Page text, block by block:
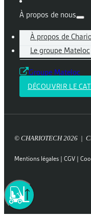
À propos de nous
À propos de
Le groupe Mateloc
Groupe Mateloc
DÉCOUVRIR LE
© CHARIOTECH 2026 |
Mentions légales | CGV |